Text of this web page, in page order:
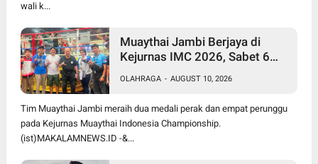
wali k...
Muaythai Jambi Berjaya di
Kejurnas IMC 2026, Sabet 6
OLAHRAGA - AUGUST 10, 2026
Tim Muaythai Jambi meraih dua medali perak dan empat perunggu
pada Kejurnas Muaythai Indonesia Championship.
(ist)MAKALAMNEWS.ID -&...